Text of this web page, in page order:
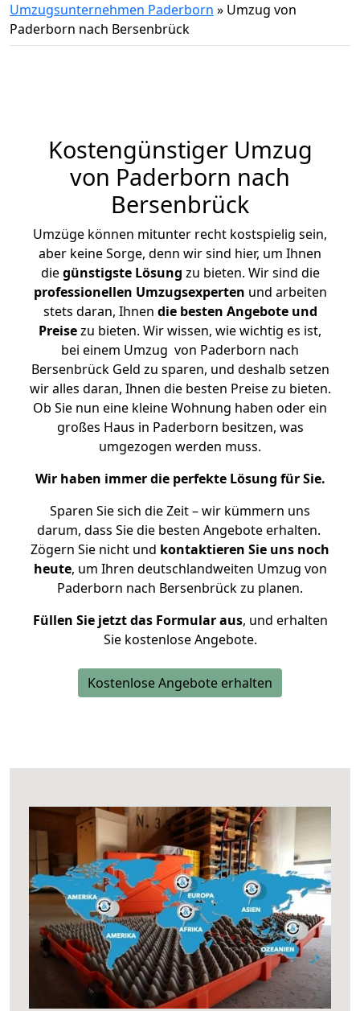
Umzugsunternehmen Paderborn » Umzug von
Paderborn nach Bersenbrück
Kostengünstiger Umzug
von Paderborn nach
Bersenbrück
Umzüge können mitunter recht kostspielig sein,
aber keine Sorge, denn wir sind hier, um Ihnen
diegünstigste Lösung zu bieten. Wir sind die
professionellen Umzugsexperten und arbeiten
stets daran, Ihnen die besten Angebote und
Preisezu bieten. Wir wissen, wie wichtig es ist,
bei einem Umzug von Paderborn nach
Bersenbrück Geld zu sparen, und deshalb setzen
wir alles daran, Ihnen die besten Preise zu bieten.
Ob Sie nun eine kleine Wohnung haben oder ein
großes Haus in Paderborn besitzen, was
umgezogen werden muss.
Wir haben immer die perfekte Lösung für Sie.
Sparen Sie sich die Zeit – wir kümmern uns
darum, dass Sie die besten Angebote erhalten.
Zögern Sie nicht und kontaktieren Sie uns noch
heute, um Ihren deutschlandweiten Umzug von
Paderborn nach Bersenbrück zu planen.
Füllen Sie jetzt das Formular aus, und erhalten
Sie kostenlose Angebote.
Kostenlose Angebote erhalten